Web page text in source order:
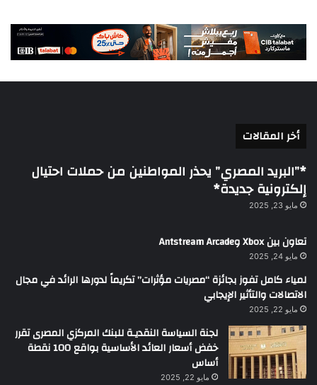
أخر المقالات
*”البريد المصري” يحذر المواطنين من حملات احتيال
إلكترونية جديدة*
مايو 23, 2025
تعاون بين Xbox وAntstream Arcade
مايو 24, 2025
لمياء كامل تفوز بجائزة “مصريات مؤثرات” تكريماً لدورها الرائد في مجال
الاتصالات والتأثير الإيجابي
مايو 22, 2025
لجنة السياسة النقديـة للبنك المركزي المصرى تقرر
خفض أسعار العائد الأساسية بواقع 100 نقطة
أساس
مايو 22, 2025